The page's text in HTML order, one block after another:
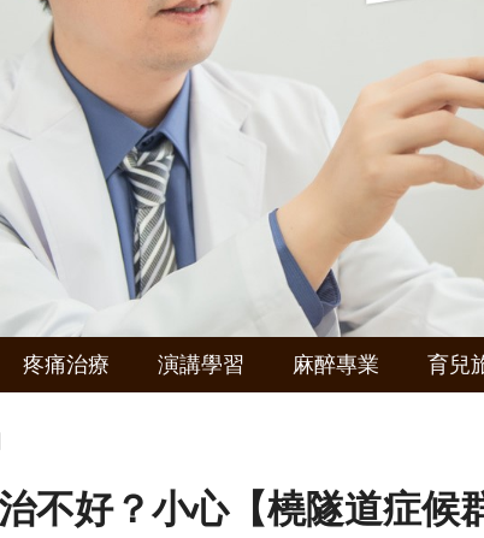
疼痛治療 演講學習 麻醉專業 育兒
不好？小心【橈隧道症候